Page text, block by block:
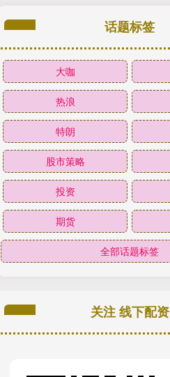
话题标签
大咖
热浪
特朗
股市策略
投资
期货
全部话题标签
关注 线下配资